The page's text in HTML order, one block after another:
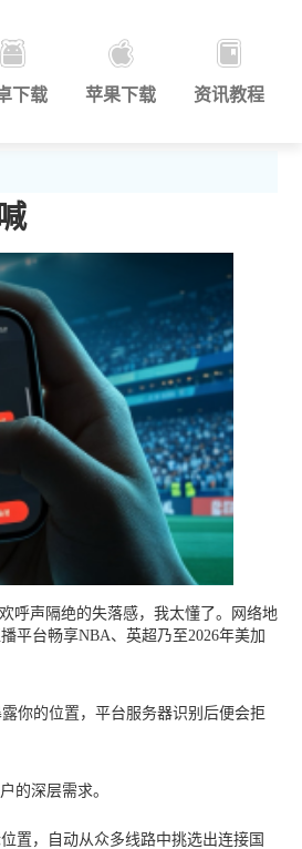
下载 苹果下载 资讯教程
呼声隔绝的失落感，我太懂了。网络地
平台畅享NBA、英超乃至2026年美加
你的位置，平台服务器识别后便会拒
的深层需求。
置，自动从众多线路中挑选出连接国